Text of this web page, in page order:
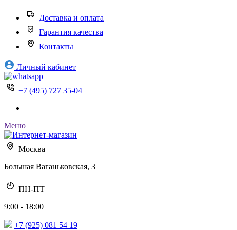
Доставка и оплата
Гарантия качества
Контакты
Личный кабинет
+7 (495) 727 35-04
Меню
Москва
Большая Ваганьковская, 3
ПН-ПТ
9:00 - 18:00
+7 (925) 081 54 19